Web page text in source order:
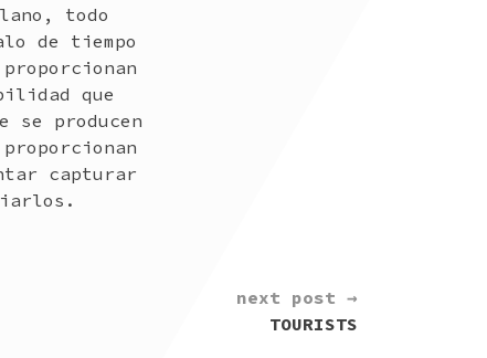
todo
de tiempo
que
se producen
capturar
next post →
TOURISTS